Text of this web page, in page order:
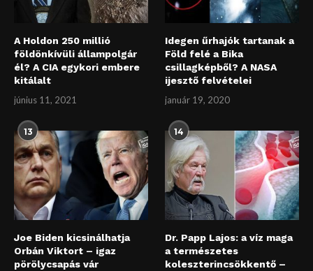
A Holdon 250 millió
földönkívüli állampolgár
él? A CIA egykori embere
kitálalt
június 11, 2021
Idegen űrhajók tartanak a
Föld felé a Bika
csillagképből? A NASA
ijesztő felvételei
január 19, 2020
13
Joe Biden kicsinálhatja
Orbán Viktort – igaz
pörölycsapás vár
14
Dr. Papp Lajos: a víz maga
a természetes
koleszterincsökkentő –